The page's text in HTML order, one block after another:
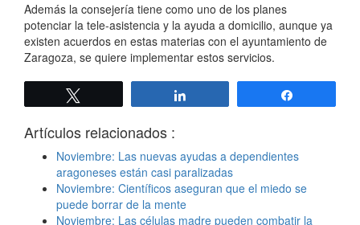
Además la consejería tiene como uno de los planes
potenciar la tele-asistencia y la ayuda a domicilio, aunque ya
existen acuerdos en estas materias con el ayuntamiento de
Zaragoza, se quiere implementar estos servicios.
Artículos relacionados :
Noviembre: Las nuevas ayudas a dependientes
aragoneses están casi paralizadas
Noviembre: Científicos aseguran que el miedo se
puede borrar de la mente
Noviembre: Las células madre pueden combatir la